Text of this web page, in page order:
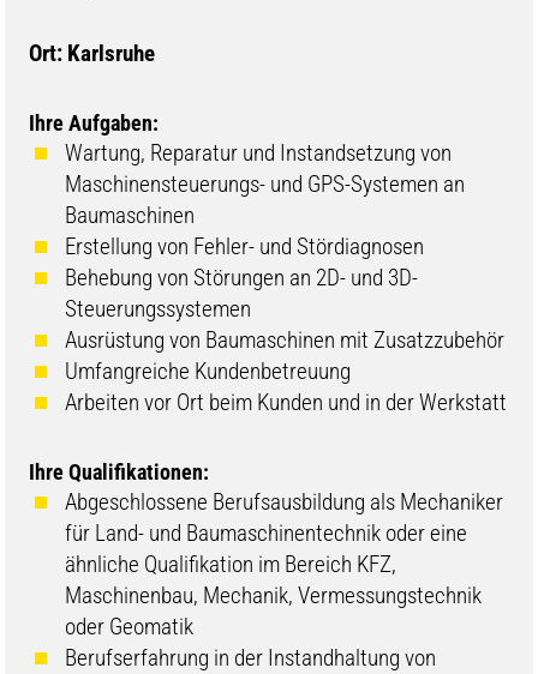
Ort: Karlsruhe
Ihre Aufgaben:
Wartung, Reparatur und Instandsetzung von
Maschinensteuerungs- und GPS-Systemen an
Baumaschinen
Erstellung von Fehler- und Stördiagnosen
Behebung von Störungen an 2D- und 3D-
Steuerungssystemen
Ausrüstung von Baumaschinen mit Zusatzzubehör
Umfangreiche Kundenbetreuung
Arbeiten vor Ort beim Kunden und in der Werkstatt
Ihre Qualifikationen:
Abgeschlossene Berufsausbildung als Mechaniker
für Land- und Baumaschinentechnik oder eine
ähnliche Qualifikation im Bereich KFZ,
Maschinenbau, Mechanik, Vermessungstechnik
oder Geomatik
Berufserfahrung in der Instandhaltung von